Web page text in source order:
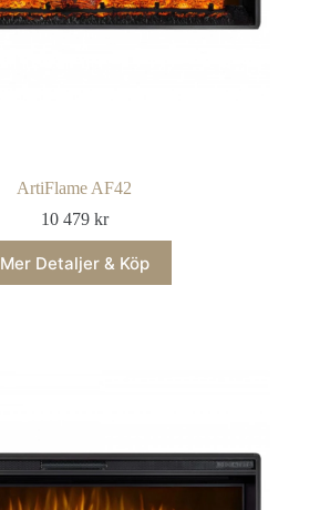
ArtiFlame AF42
10 479 kr
Mer Detaljer & Köp